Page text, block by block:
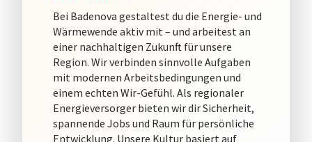
Bei Badenova gestaltest du die Energie- und
Wärmewende aktiv mit – und arbeitest an
einer nachhaltigen Zukunft für unsere
Region. Wir verbinden sinnvolle Aufgaben
mit modernen Arbeitsbedingungen und
einem echten Wir-Gefühl. Als regionaler
Energieversorger bieten wir dir Sicherheit,
spannende Jobs und Raum für persönliche
Entwicklung. Unsere Kultur basiert auf